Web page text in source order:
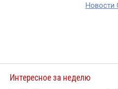
Новости
Интересное за неделю